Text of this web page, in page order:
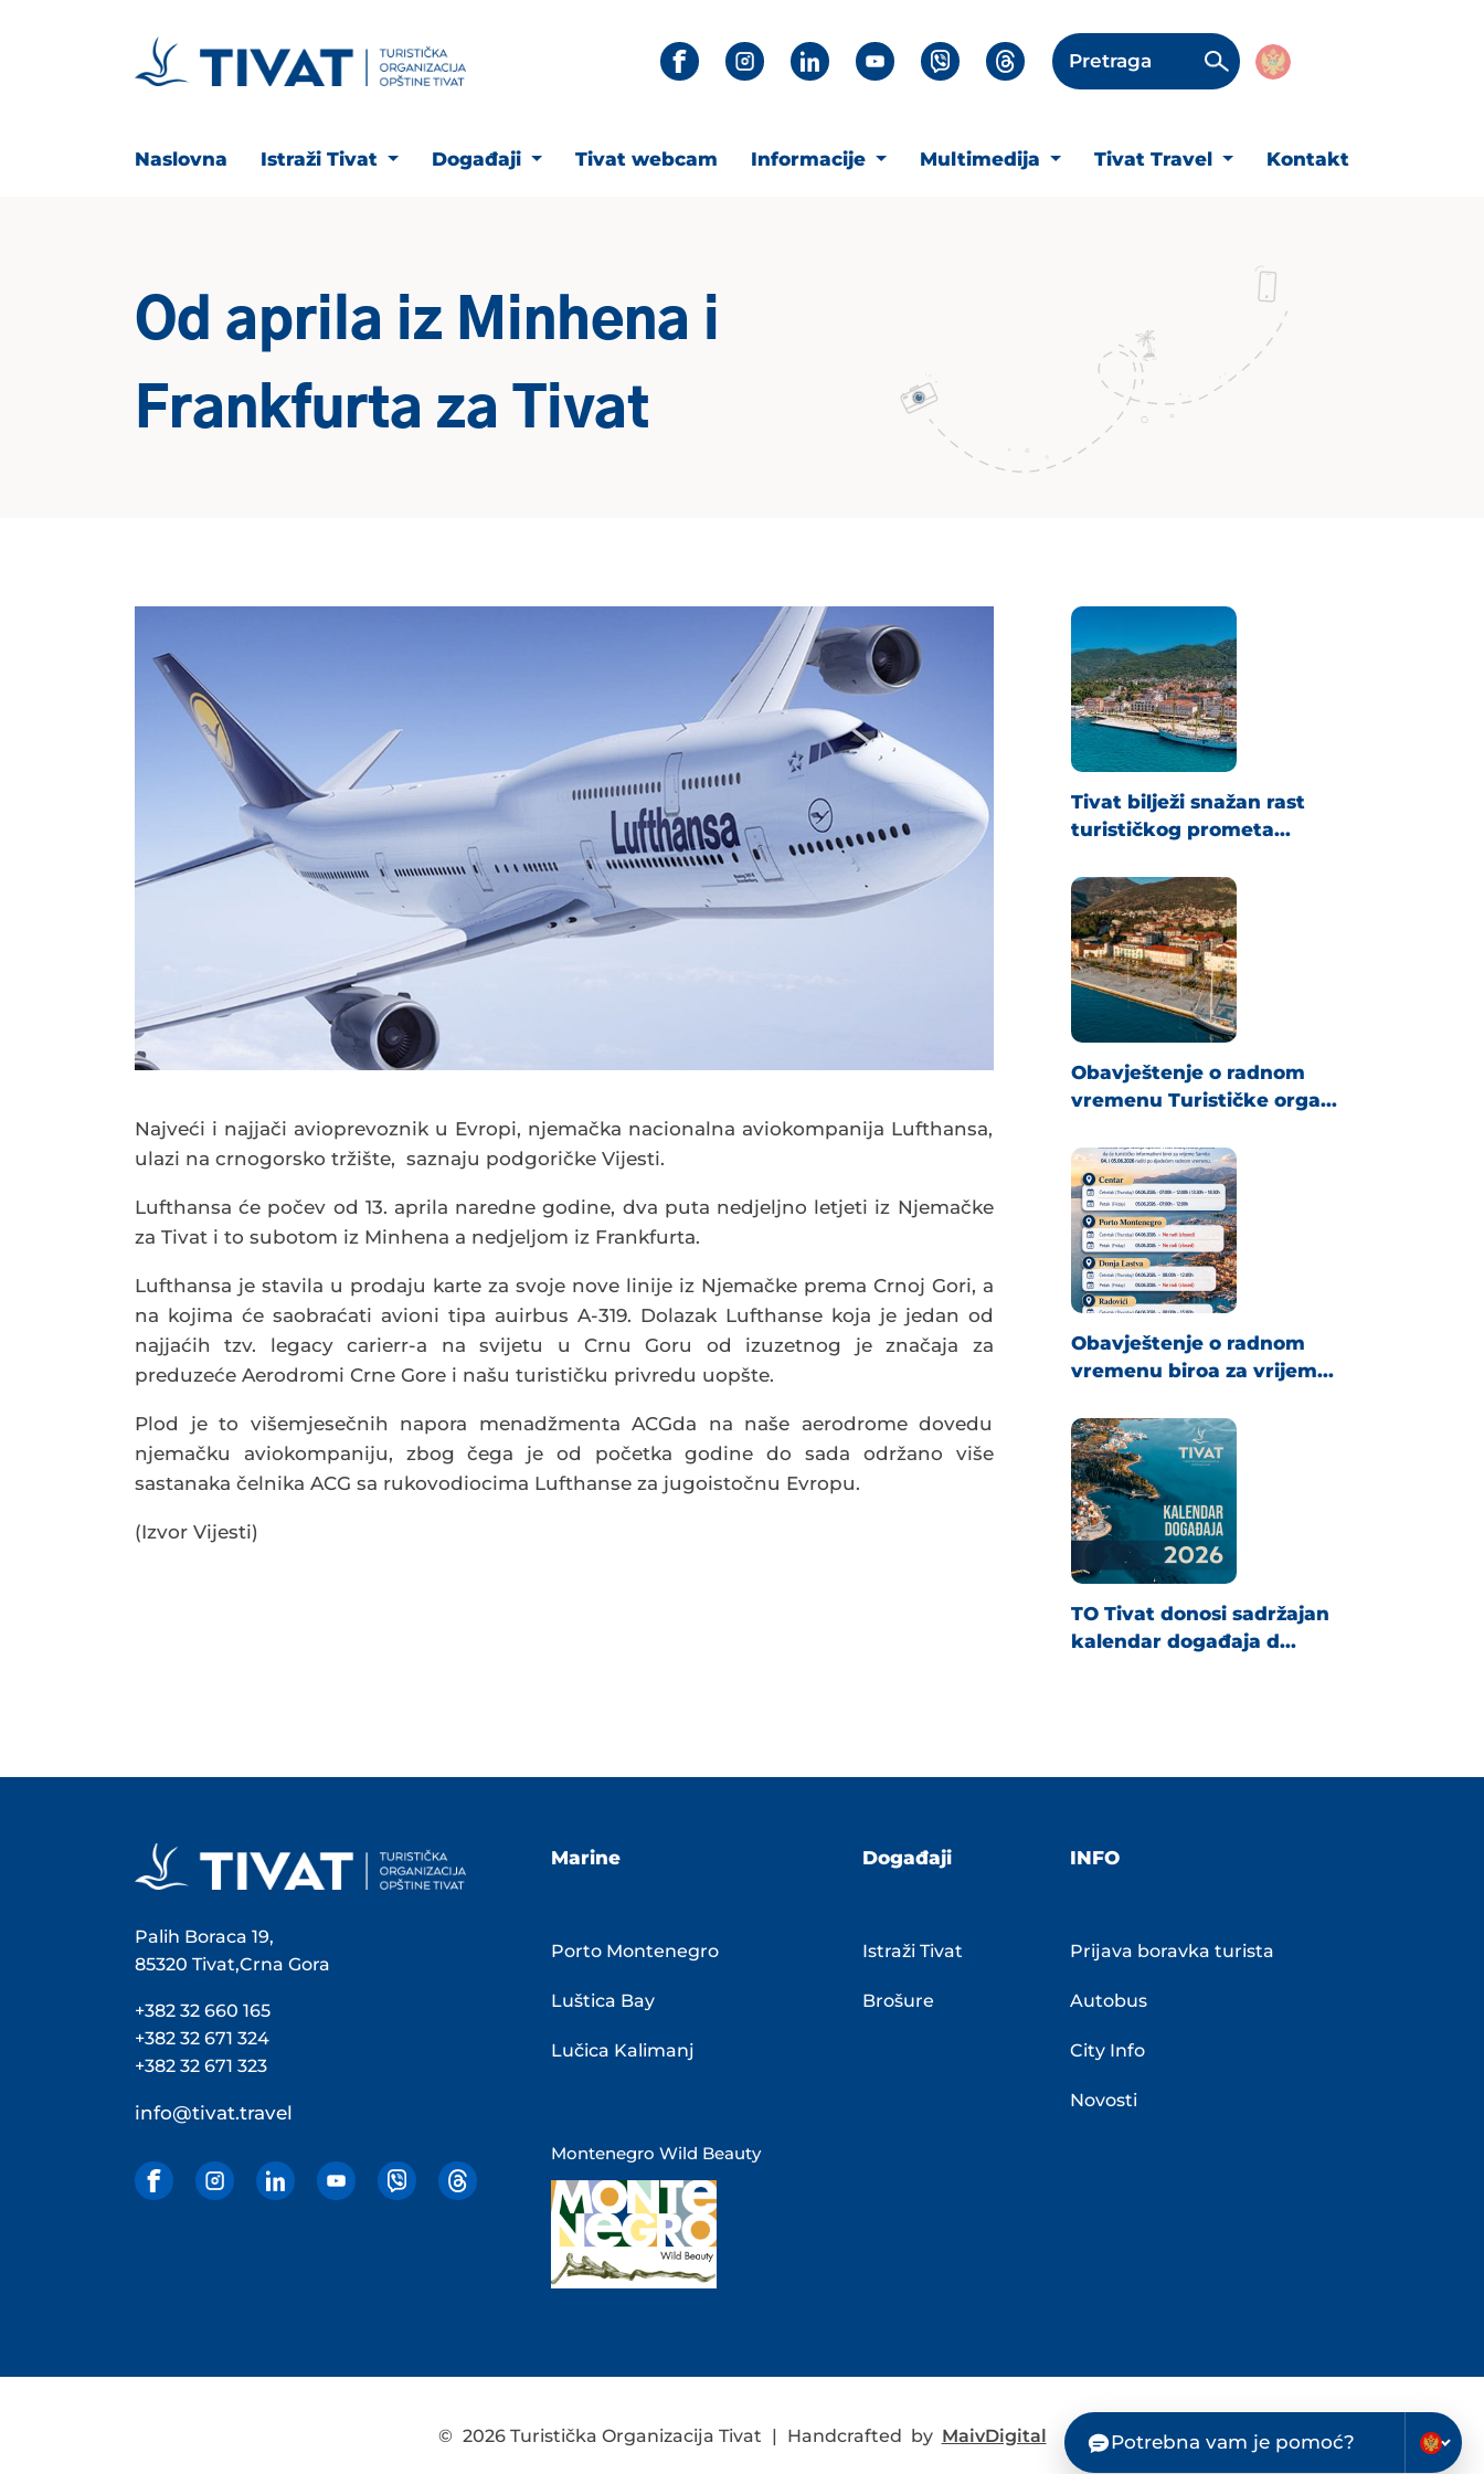
Pretraga
Naslovna Istraži Tivat Događaji Tivat webcam Informacije Multimedija Tivat Travel Kontakt
Od aprila iz Minhena i
Frankfurta za Tivat
Najveći i najjači avioprevoznik u Evropi, njemačka nacionalna aviokompanija Lufthansa,
ulazi na crnogorsko tržište, saznaju podgoričke Vijesti.
Lufthansa će počev od 13. aprila naredne godine, dva puta nedjeljno letjeti iz Njemačke
za Tivat i to subotom iz Minhena a nedjeljom iz Frankfurta.
Lufthansa je stavila u prodaju karte za svoje nove linije iz Njemačke prema Crnoj Gori, a
na kojima će saobraćati avioni tipa auirbus A-319. Dolazak Lufthanse koja je jedan od
najjaćih tzv. legacy carierr-a na svijetu u Crnu Goru od izuzetnog je značaja za
preduzeće Aerodromi Crne Gore i našu turističku privredu uopšte.
Plod je to višemjesečnih napora menadžmenta ACGda na naše aerodrome dovedu
njemačku aviokompaniju, zbog čega je od početka godine do sada održano više
sastanaka čelnika ACG sa rukovodiocima Lufthanse za jugoistočnu Evropu.
(Izvor Vijesti)
Tivat bilježi snažan rast
turističkog prometa...
Obavještenje o radnom
vremenu Turističke orga...
Obavještenje o radnom
vremenu biroa za vrijem...
TO Tivat donosi sadržajan
kalendar događaja d...
Palih Boraca 19,
85320 Tivat,Crna Gora
+382 32 660 165
+382 32 671 324
+382 32 671 323
info@tivat.travel
Marine
Porto Montenegro
Luštica Bay
Lučica Kalimanj
Montenegro Wild Beauty
Događaji
Istraži Tivat
Brošure
INFO
Prijava boravka turista
Autobus
City Info
Novosti
© 2026 Turistička Organizacija Tivat Handcrafted by MaivDigital Potrebna vam je pomoć?